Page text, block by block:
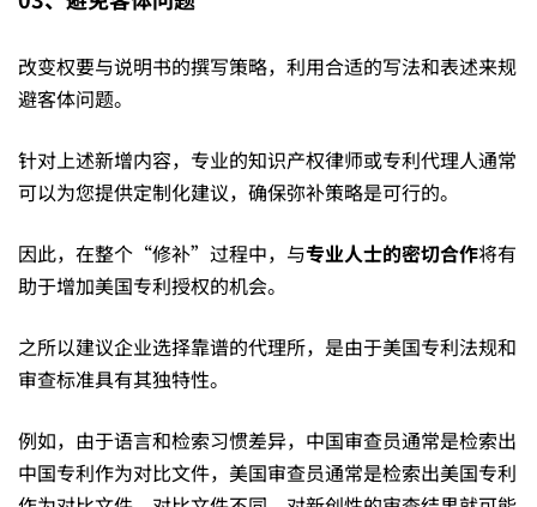
功
逆
袭
海
外！
改变权要与说明书的撰写策略，利用合适的写法和表述来规
避客体问题。
针对上述新增内容，专业的知识产权律师或专利代理人通常
可以为您提供定制化建议，确保弥补策略是可行的。
因此，在整个“修补”过程中，与专业人士的密切合作将有
助于增加美国专利授权的机会。
之所以建议企业选择靠谱的代理所，是由于美国专利法规和
审查标准具有其独特性。
例如，由于语言和检索习惯差异，中国审查员通常是检索出
中国专利作为对比文件，美国审查员通常是检索出美国专利